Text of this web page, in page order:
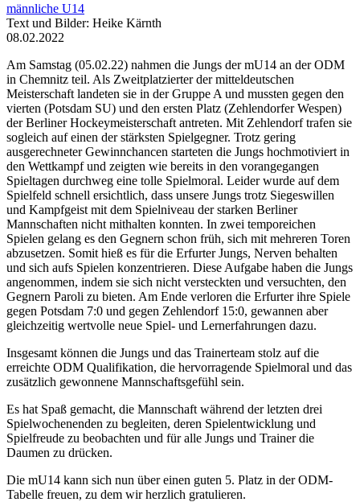
männliche U14
Text und Bilder: Heike Kärnth
08.02.2022
Am Samstag (05.02.22) nahmen die Jungs der mU14 an der ODM
in Chemnitz teil. Als Zweitplatzierter der mitteldeutschen
Meisterschaft landeten sie in der Gruppe A und mussten gegen den
vierten (Potsdam SU) und den ersten Platz (Zehlendorfer Wespen)
der Berliner Hockeymeisterschaft antreten. Mit Zehlendorf trafen sie
sogleich auf einen der stärksten Spielgegner. Trotz gering
ausgerechneter Gewinnchancen starteten die Jungs hochmotiviert in
den Wettkampf und zeigten wie bereits in den vorangegangen
Spieltagen durchweg eine tolle Spielmoral. Leider wurde auf dem
Spielfeld schnell ersichtlich, dass unsere Jungs trotz Siegeswillen
und Kampfgeist mit dem Spielniveau der starken Berliner
Mannschaften nicht mithalten konnten. In zwei temporeichen
Spielen gelang es den Gegnern schon früh, sich mit mehreren Toren
abzusetzen. Somit hieß es für die Erfurter Jungs, Nerven behalten
und sich aufs Spielen konzentrieren. Diese Aufgabe haben die Jungs
angenommen, indem sie sich nicht versteckten und versuchten, den
Gegnern Paroli zu bieten. Am Ende verloren die Erfurter ihre Spiele
gegen Potsdam 7:0 und gegen Zehlendorf 15:0, gewannen aber
gleichzeitig wertvolle neue Spiel- und Lernerfahrungen dazu.
Insgesamt können die Jungs und das Trainerteam stolz auf die
erreichte ODM Qualifikation, die hervorragende Spielmoral und das
zusätzlich gewonnene Mannschaftsgefühl sein.
Es hat Spaß gemacht, die Mannschaft während der letzten drei
Spielwochenenden zu begleiten, deren Spielentwicklung und
Spielfreude zu beobachten und für alle Jungs und Trainer die
Daumen zu drücken.
Die mU14 kann sich nun über einen guten 5. Platz in der ODM-
Tabelle freuen, zu dem wir herzlich gratulieren.